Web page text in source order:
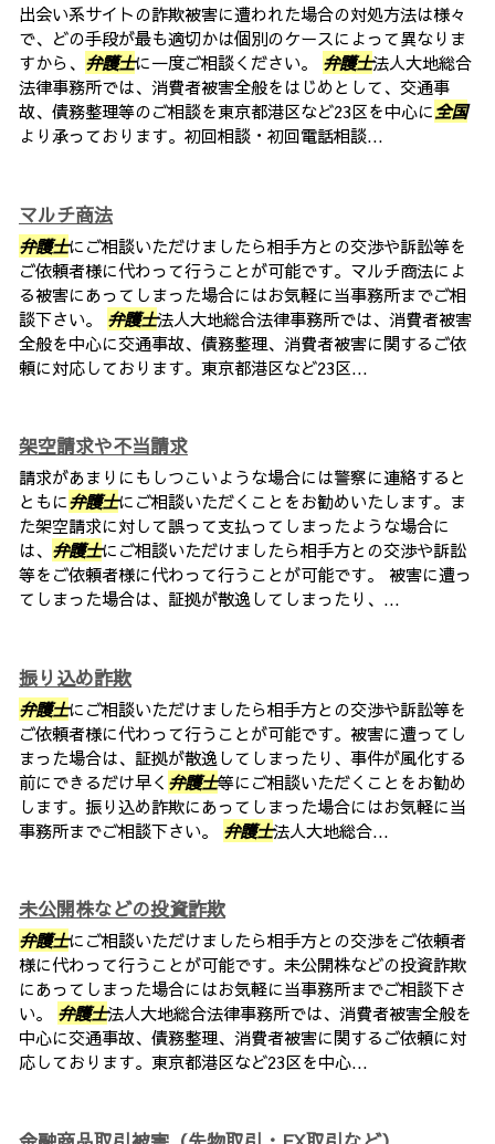
出会い系サイトの詐欺被害に遭われた場合の対処方法は様々
で、どの手段が最も適切かは個別のケースによって異なりま
すから、 弁護士に一度ご相談ください。 弁護士法人大地総合
法律事務所では、消費者被害全般をはじめとして、交通事
故、債務整理等のご相談を東京都港区など23区を中心に全国
より承っております。初回相談・初回電話相談...
マルチ商法
弁護士にご相談いただけましたら相手方との交渉や訴訟等を
ご依頼者様に代わって行うことが可能です。マルチ商法によ
る被害にあってしまった場合にはお気軽に当事務所までご相
談下さい。 弁護士法人大地総合法律事務所では、消費者被害
全般を中心に交通事故、債務整理、消費者被害に関するご依
頼に対応しております。東京都港区など23区...
架空請求や不当請求
請求があまりにもしつこいような場合には警察に連絡すると
ともに弁護士にご相談いただくことをお勧めいたします。ま
た架空請求に対して誤って支払ってしまったような場合に
は、 弁護士にご相談いただけましたら相手方との交渉や訴訟
等をご依頼者様に代わって行うことが可能です。 被害に遭っ
てしまった場合は、証拠が散逸してしまったり、...
振り込め詐欺
弁護士にご相談いただけましたら相手方との交渉や訴訟等を
ご依頼者様に代わって行うことが可能です。被害に遭ってし
まった場合は、証拠が散逸してしまったり、事件が風化する
前にできるだけ早く 弁護士等にご相談いただくことをお勧め
します。振り込め詐欺にあってしまった場合にはお気軽に当
事務所までご相談下さい。 弁護士法人大地総合...
未公開株などの投資詐欺
弁護士にご相談いただけましたら相手方との交渉をご依頼者
様に代わって行うことが可能です。未公開株などの投資詐欺
にあってしまった場合にはお気軽に当事務所までご相談下さ
い。 弁護士法人大地総合法律事務所では、消費者被害全般を
中心に交通事故、債務整理、消費者被害に関するご依頼に対
応しております。東京都港区など23区を中心...